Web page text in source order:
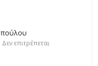
Δεν επιτρέπεται